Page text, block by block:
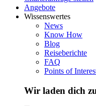
Angebote
Wissenswertes
News
Know How
Blog
Reiseberichte
FAQ
Points of
Wir laden dich